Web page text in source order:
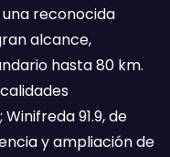
una reconocida
alcance,
hasta 80 km.
91.9, de
y ampliación de